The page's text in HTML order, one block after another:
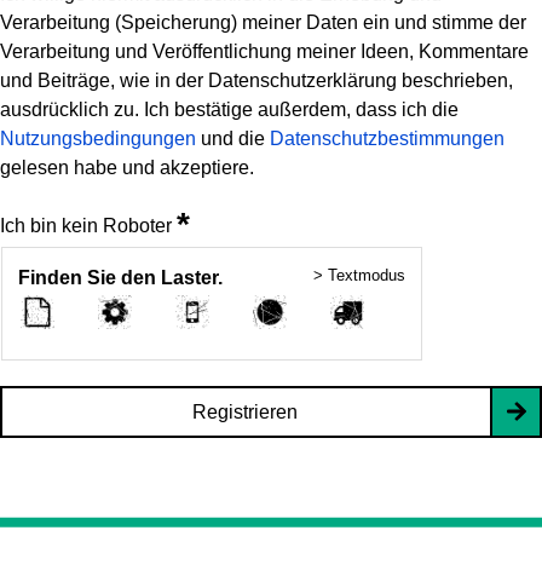
Verarbeitung (Speicherung) meiner Daten ein und stimme der
Verarbeitung und Veröffentlichung meiner Ideen, Kommentare
und Beiträge, wie in der Datenschutzerklärung beschrieben,
ausdrücklich zu. Ich bestätige außerdem, dass ich die
Nutzungsbedingungen und die Datenschutzbestimmungen
gelesen habe und akzeptiere.
Ich bin kein Roboter *
Finden Sie den Laster. > Textmodus
Registrieren